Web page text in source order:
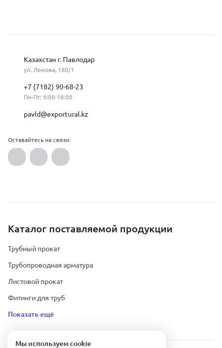
Казахстан г. Павлодар
ул. Ломова, 180/1
+7 (7182) 90-68-23
Пн-Пт: 9:00-18:00
pavld@exportural.kz
Оставайтесь на связи
Каталог поставляемой продукции
Трубный прокат
Трубопроводная арматура
Листовой прокат
Фитинги для труб
Показать ещё
Мы используем сookie